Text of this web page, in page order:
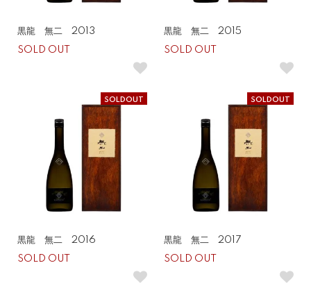
黒龍 無二 2013
SOLD OUT
黒龍 無二 2015
SOLD OUT
SOLDOUT
黒龍 無二 2016
SOLD OUT
SOLDOUT
黒龍 無二 2017
SOLD OUT